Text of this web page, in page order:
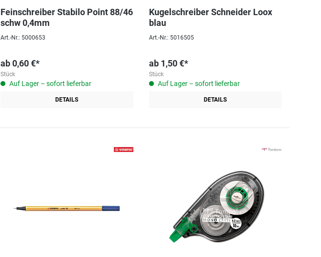
Feinschreiber Stabilo Point 88/46
schw 0,4mm
Art.-Nr.: 5000653
ab0,60 €*
Stück
Auf Lager – sofort lieferbar
DETAILS
Kugelschreiber Schneider Loox
blau
Art.-Nr.: 5016505
ab 1,50 €*
Stück
Auf Lager – sofort lieferbar
DETAILS